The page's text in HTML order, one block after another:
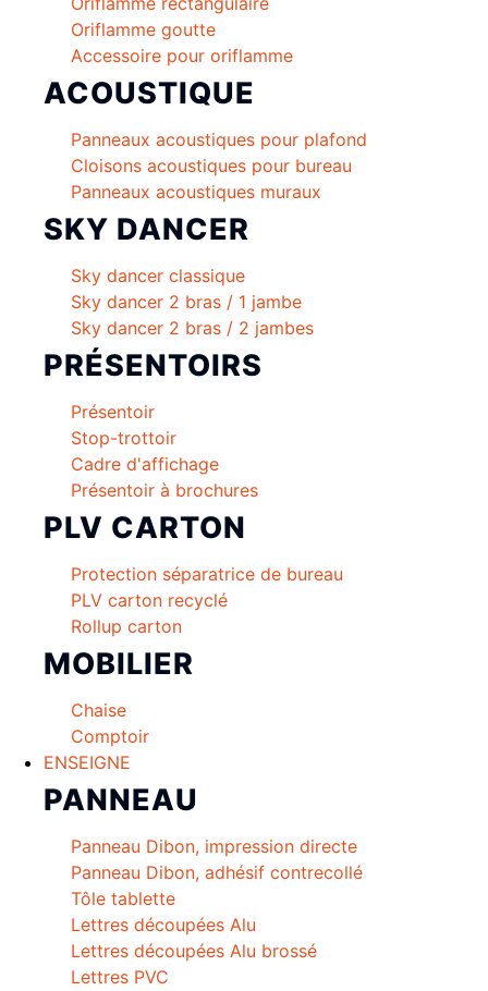
Oriflamme goutte
Accessoire pour oriflamme
ACOUSTIQUE
Panneaux acoustiques pour plafond
Cloisons acoustiques pour bureau
Panneaux acoustiques muraux
SKY DANCER
Sky dancer classique
Sky dancer 2 bras / 1 jambe
Sky dancer 2 bras / 2 jambes
PRÉSENTOIRS
Présentoir
Stop-trottoir
Cadre d'affichage
Présentoir à brochures
PLV CARTON
Protection séparatrice de bureau
PLV carton recyclé
Rollup carton
MOBILIER
Chaise
Comptoir
ENSEIGNE
PANNEAU
Panneau Dibon, impression directe
Panneau Dibon, adhésif contrecollé
Tôle tablette
Lettres découpées Alu
Lettres découpées Alu brossé
Lettres PVC